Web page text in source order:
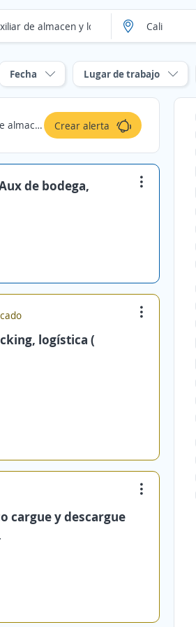
Fecha Lugar de trabajo
del Cauca Crear alerta
de bodega,
logística (
cargue y descargue